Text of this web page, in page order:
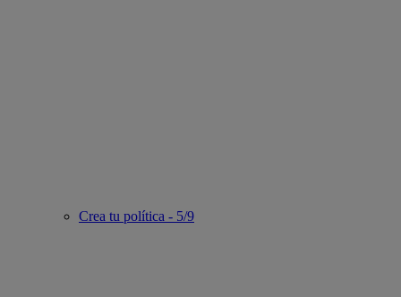
Crea tu política - 5/9